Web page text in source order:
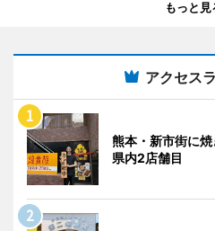
もっと見
アクセス
熊本・新市街に
県内2店舗目